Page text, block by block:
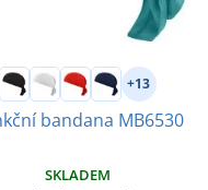
+13
bandana MB6530
SKLADEM